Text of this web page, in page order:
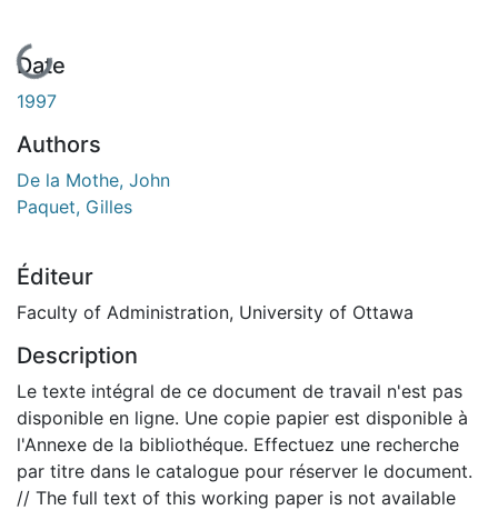
En cours de chargement...
Date
1997
Authors
De la Mothe, John
Paquet, Gilles
Éditeur
Faculty of Administration, University of Ottawa
Description
Le texte intégral de ce document de travail n'est pas
disponible en ligne. Une copie papier est disponible à
l'Annexe de la bibliothéque. Effectuez une recherche
par titre dans le catalogue pour réserver le document.
// The full text of this working paper is not available